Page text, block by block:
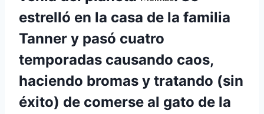
estrelló en la casa de la familia
Tanner y pasó cuatro
temporadas causando caos,
haciendo bromas y tratando (sin
éxito) de comerse al gato de la